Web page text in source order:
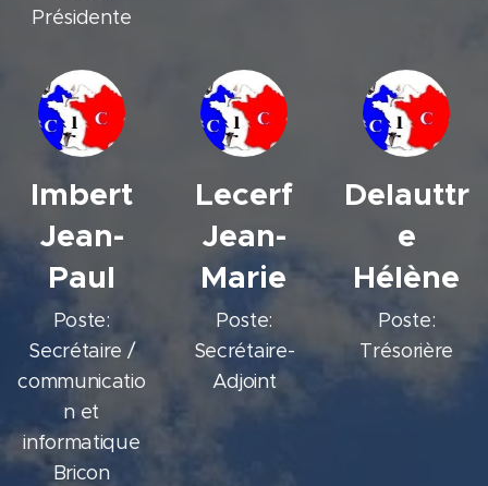
Présidente
Imbert
Jean-
Paul
Poste:
Secrétaire /
communicatio
n et
informatique
Bricon
Lecerf
Jean-
Marie
Poste:
Secrétaire-
Adjoint
Delauttr
e
Hélène
Poste:
Trésorière